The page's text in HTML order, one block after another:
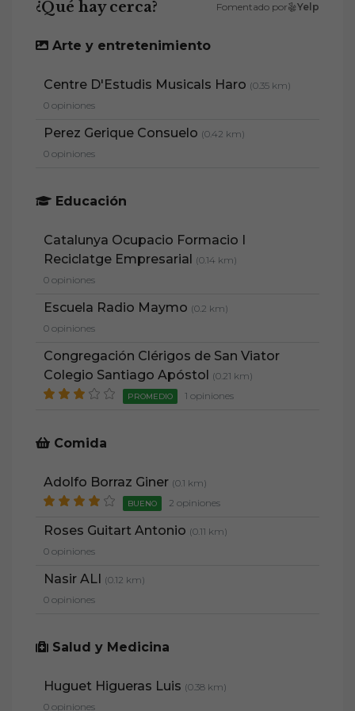
¿Qué hay cerca? Fomentado por Yelp
Arte y entretenimiento
Centre D'Estudis Musicals Haro (0.35 km)
0 opiniones
Perez Gerique Consuelo (0.42 km)
0 opiniones
Educación
Catalunya Ocupacio Formacio I
Reciclatge Empresarial (0.14 km)
0 opiniones
Escuela Radio Maymo (0.2 km)
0 opiniones
Congregación Clérigos de San Viator
Colegio Santiago Apóstol (0.21 km)
PROMEDIO 1 opiniones
Comida
Adolfo Borraz Giner (0.1 km)
BUENO 2 opiniones
Roses Guitart Antonio (0.11 km)
0 opiniones
Nasir ALI (0.12 km)
0 opiniones
Salud y Medicina
Huguet Higueras Luis (0.38 km)
0 opiniones